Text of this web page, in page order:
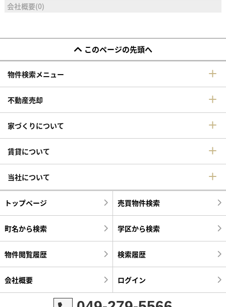
会社概要(0)
このページの先頭へ
物件検索メニュー
不動産売却
家づくりについて
賃貸について
当社について
トップページ 売買物件検索
町名から検索 学区から検索
物件閲覧履歴 検索履歴
会社概要 ログイン